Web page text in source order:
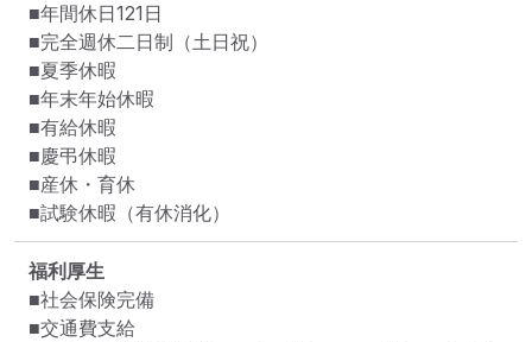
■年間休日121日
■完全週休二日制（土日祝）
■夏季休暇
■年末年始休暇
■有給休暇
■慶弔休暇
■産休・育休
■試験休暇（有休消化）
福利厚生
■社会保険完備
■交通費支給